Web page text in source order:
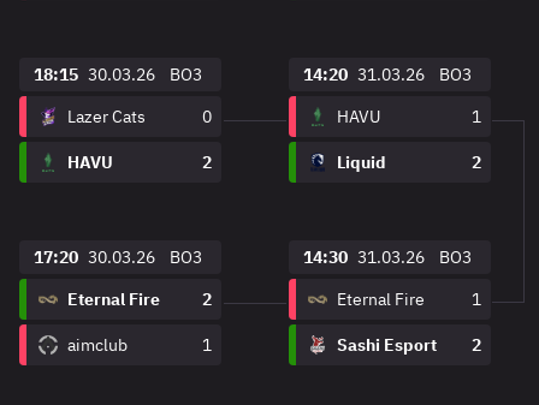
18:15 30.03.26
BO3
Lazer Cats
0
HAVU 2
17:20 30.03.26
BO3
Eternal Fire
2
aimclub 1
14:20 31.03.26
BO3
HAVU
1
Liquid 2
14:30 31.03.26
BO3
Eternal Fire
1
Sashi Esport 2